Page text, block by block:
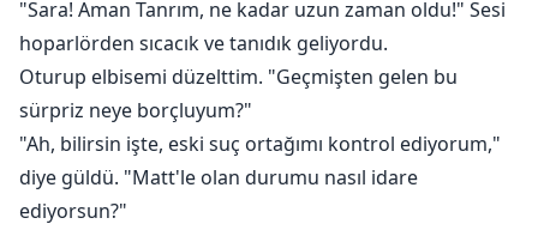
"Sara! Aman Tanrım, ne kadar uzun zaman oldu!" Sesi
hoparlörden sıcacık ve tanıdık geliyordu.
Oturup elbisemi düzelttim. "Geçmişten gelen bu
sürpriz neye borçluyum?"
"Ah, bilirsin işte, eski suç ortağımı kontrol ediyorum,"
diye güldü. "Matt'le olan durumu nasıl idare
ediyorsun?"